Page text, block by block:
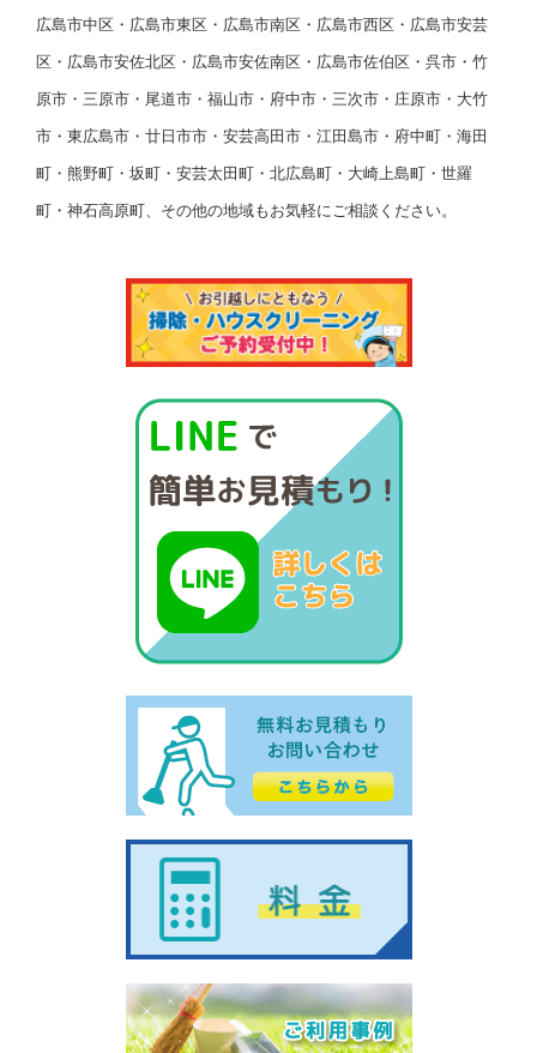
広島市中区・広島市東区・広島市南区・広島市西区・広島市安芸
区・広島市安佐北区・広島市安佐南区・広島市佐伯区・呉市・竹
原市・三原市・尾道市・福山市・府中市・三次市・庄原市・大竹
市・東広島市・廿日市市・安芸高田市・江田島市・府中町・海田
町・熊野町・坂町・安芸太田町・北広島町・大崎上島町・世羅
町・神石高原町、その他の地域もお気軽にご相談ください。